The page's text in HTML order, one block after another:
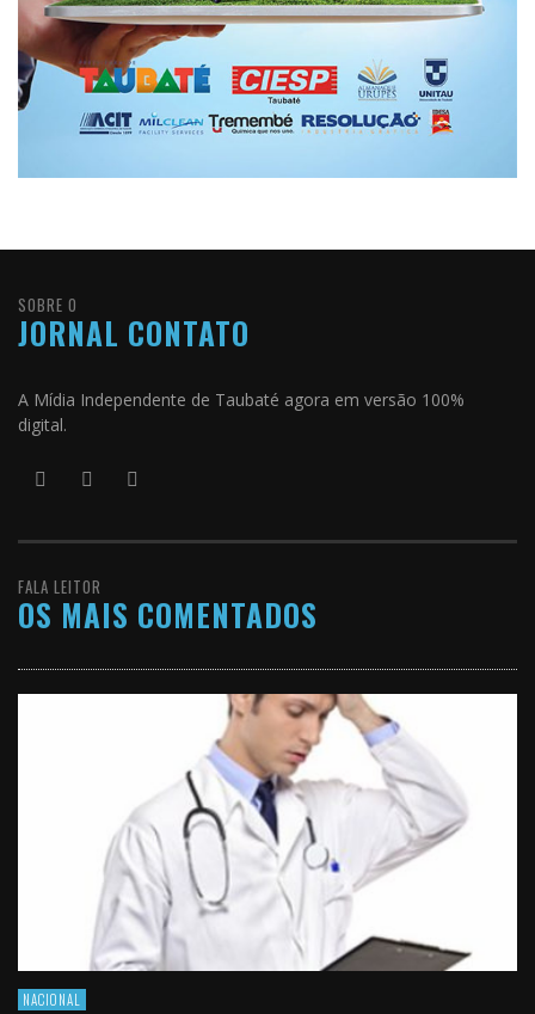
SOBRE O
JORNAL CONTATO
A Mídia Independente de Taubaté agora em versão 100%
digital.
FALA LEITOR
OS MAIS COMENTADOS
NACIONAL